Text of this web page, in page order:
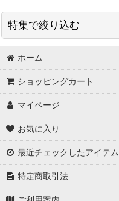
在庫あり
並び順:
特集で絞り込む
スワロフスキー＃5328 グロ
秋特集
【３０円コーナー】 ビーズ
【３０円コーナー】 カメオ
【３０円コーナー】 つぶ枠
ホーム
ショッピングカート
マイページ
お気に入り
最近チェックしたアイテム
特定商取引法